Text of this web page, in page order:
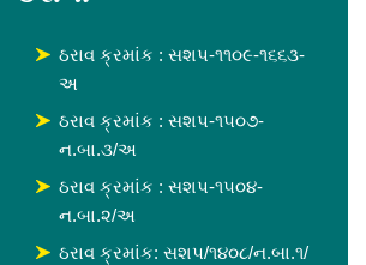
ઠરાવ ક્રમાંક : સશપ-૧૧૦૯-૧૬૬૩-
અ
ઠરાવ ક્રમાંક : સશપ-૧૫૦૭-
ન.બા.૩/અ
ઠરાવ ક્રમાંક : સશપ-૧૫૦૪-
ન.બા.૨/અ
ઠરાવ ક્રમાંક: સશ૫/૧૪૦૮/ન.બા.૧/